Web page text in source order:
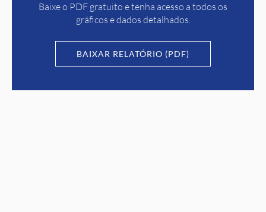
Baixe o PDF gratuito e tenha acesso a todos os
gráficos e dados detalhados.
BAIXAR RELATÓRIO (PDF)